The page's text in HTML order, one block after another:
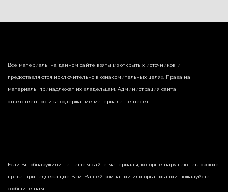
Все материалы на данном сайте взяты из открытых источников и
предоставляются исключительно в ознакомительных целях. Права на
материалы принадлежат их владельцам. Администрация сайта
ответственности за содержание материала не несет.
Если Вы обнаружили на нашем сайте материалы, которые нарушают авторские
права, принадлежащие Вам, Вашей компании или организации, пожалуйста,
сообщите нам.